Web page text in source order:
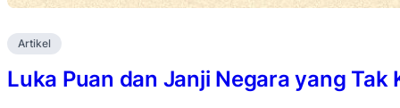
Artikel
Luka Puan dan Janji Negara yang Tak